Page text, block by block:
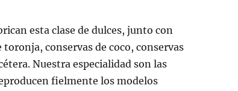
esta clase de dulces, junto con
conservas de coco, conservas
Nuestra especialidad son las
fielmente los modelos